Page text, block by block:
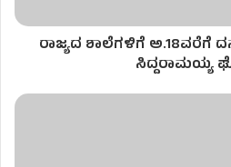
ರಾಜ್ಯದ ಶಾಲೆಗಳಿಗೆ ಅ.18ವರೆಗೆ
ಸಿದ್ದರಾಮಯ್ಯ